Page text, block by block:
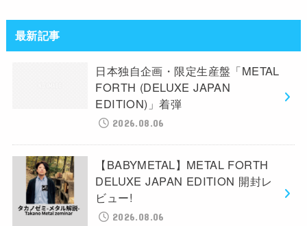
最新記事
日本独自企画・限定生産盤「METAL
FORTH (DELUXE JAPAN
EDITION)」着弾
2026.08.06
【BABYMETAL】METAL FORTH
DELUXE JAPAN EDITION 開封レ
ビュー!
2026.08.06